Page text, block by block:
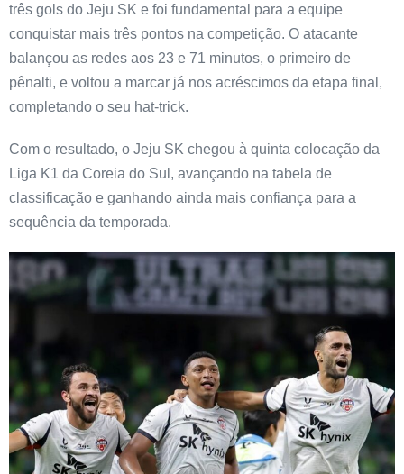
três gols do Jeju SK e foi fundamental para a equipe
conquistar mais três pontos na competição. O atacante
balançou as redes aos 23 e 71 minutos, o primeiro de
pênalti, e voltou a marcar já nos acréscimos da etapa final,
completando o seu hat-trick.
Com o resultado, o Jeju SK chegou à quinta colocação da
Liga K1 da Coreia do Sul, avançando na tabela de
classificação e ganhando ainda mais confiança para a
sequência da temporada.